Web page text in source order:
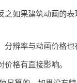
如果建筑动画的
辨率与动画价格也
格有直接影响。